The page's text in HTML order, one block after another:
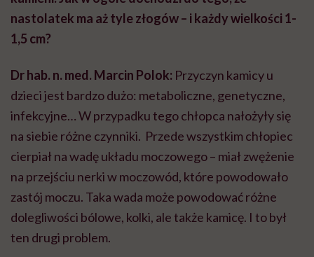
nastolatek ma aż tyle złogów – i każdy wielkości 1-
1,5 cm?
Dr hab. n. med. Marcin Polok: Przyczyn kamicy u
dzieci jest bardzo dużo: metaboliczne, genetyczne,
infekcyjne… W przypadku tego chłopca nałożyły się
na siebie różne czynniki. Przede wszystkim chłopiec
cierpiał na wadę układu moczowego – miał zwężenie
na przejściu nerki w moczowód, które powodowało
zastój moczu. Taka wada może powodować różne
dolegliwości bólowe, kolki, ale także kamicę. I to był
ten drugi problem.